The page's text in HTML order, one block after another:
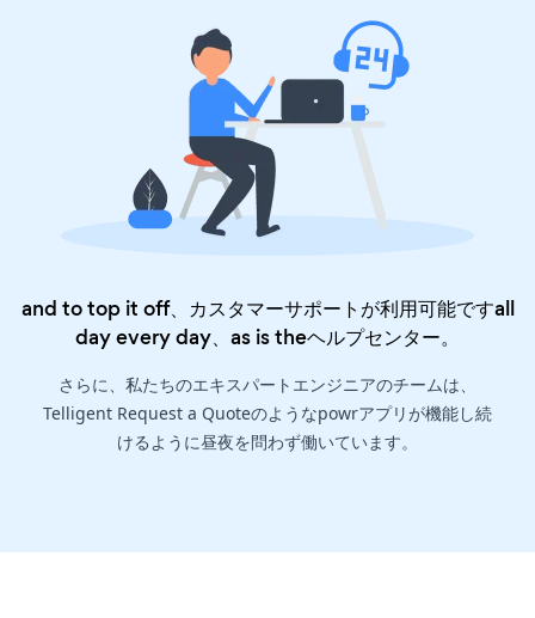
and to top it off、カスタマーサポートが利用可能ですall
day every day、as is theヘルプセンター。
さらに、私たちのエキスパートエンジニアのチームは、
Telligent Request a Quoteのようなpowrアプリが機能し続
けるように昼夜を問わず働いています。